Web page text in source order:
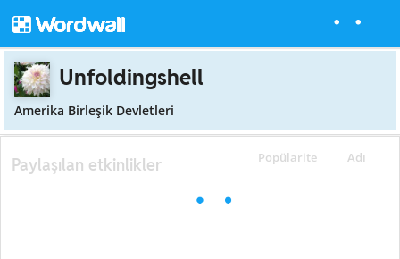
Unfoldingshell
Amerika Birleşik Devletleri
Popülarite Adı
Paylaşılan etkinlikler